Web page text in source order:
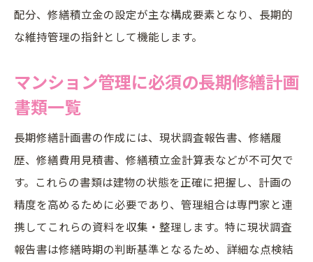
ポイント
修繕積立金の計画と長期修繕計画の関係性
の進め方
長期修繕計画ガイドラインの概要と対応策
マンション資産価値維持に不可欠な長期修
繕計画
書類作成が初めてでも安心の長期修繕計画ガイ
ド
初めての長期修繕計画書作成手順をわかり
やすく解説
配分、修繕積立金の設定が主な構成要素となり、長期的
な維持管理の指針として機能します。
マンション管理に必須の長期修繕計画
書類一覧
長期修繕計画書の作成には、現状調査報告書、修繕履
歴、修繕費用見積書、修繕積立金計算表などが不可欠で
す。これらの書類は建物の状態を正確に把握し、計画の
精度を高めるために必要であり、管理組合は専門家と連
携してこれらの資料を収集・整理します。特に現状調査
報告書は修繕時期の判断基準となるため、詳細な点検結